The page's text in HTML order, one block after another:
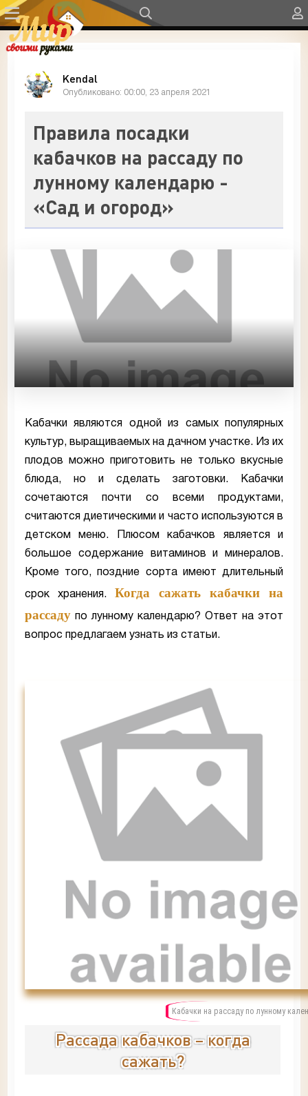
Kendal
Опубликовано: 00:00, 23 апреля 2021
Правила посадки
кабачков на рассаду по
лунному календарю -
«Сад и огород»
Кабачки являются одной из самых популярных
культур, выращиваемых на дачном участке. Из их
плодов можно приготовить не только вкусные
блюда, но и сделать заготовки. Кабачки
сочетаются почти со всеми продуктами,
считаются диетическими и часто используются в
детском меню. Плюсом кабачков является и
большое содержание витаминов и минералов.
Кроме того, поздние сорта имеют длительный
срок хранения. Когда сажать кабачки на
рассаду по лунному календарю? Ответ на этот
вопрос предлагаем узнать из статьи.
Кабачки на рассаду по лунному
Рассада кабачков – когда
сажать?